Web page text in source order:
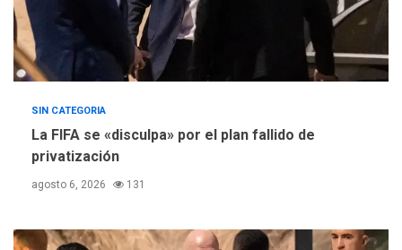
SIN CATEGORIA
La FIFA se «disculpa» por el plan fallido de
privatización
agosto 6, 2026 131